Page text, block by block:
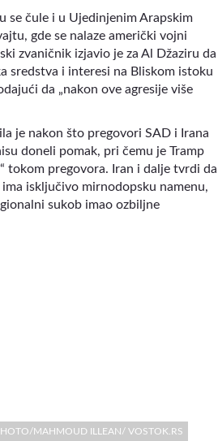
se čule i u Ujedinjenim Arapskim
gde se nalaze američki vojni
zvaničnik izjavio je za Al Džaziru da
sredstva i interesi na Bliskom istoku
da „nakon ove agresije više
je nakon što pregovori SAD i Irana
doneli pomak, pri čemu je Tramp
tokom pregovora. Iran i dalje tvrdi da
isključivo mirnodopsku namenu,
sukob imao ozbiljne
MAHMOUD ILLEAN/ VOSTOK.RS